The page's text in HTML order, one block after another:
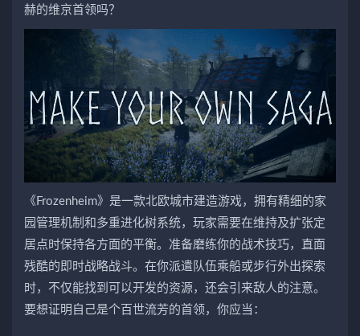
赫的维京首领吗？
《Frozenheim》是一款北欧城市建造游戏，拥有精细的家
园管理机制和多重进化树系统，玩家需要在维持及扩张定
居点时保持各方面的平衡。准备磨练你的战术技巧，直面
残酷的即时战略战斗。在你派遣队伍乘船或步行外出探索
时，不仅能找到可以开发的资源，还会引来敌人的注意。
要想证明自己是个百世流芳的首领，你应当：